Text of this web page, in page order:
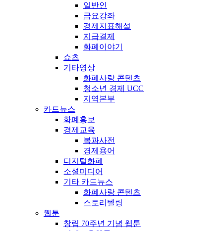
일반인
금요강좌
경제지표해설
지급결제
화폐이야기
쇼츠
기타영상
화폐사랑 콘텐츠
청소년 경제 UCC
지역본부
카드뉴스
화폐홍보
경제교육
복과사전
경제용어
디지털화폐
소셜미디어
기타 카드뉴스
화폐사랑 콘텐츠
스토리텔링
웹툰
창립 70주년 기념 웹툰